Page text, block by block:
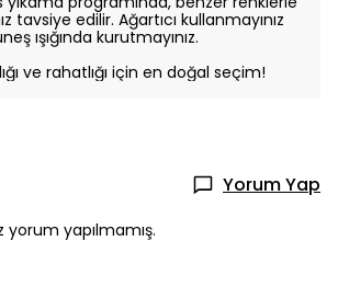
tavsiye edilir. Ağartıcı kullanmayınız
ışığında kurutmayınız.
ve rahatlığı için en doğal seçim!
Yorum Yap
yapılmamış.